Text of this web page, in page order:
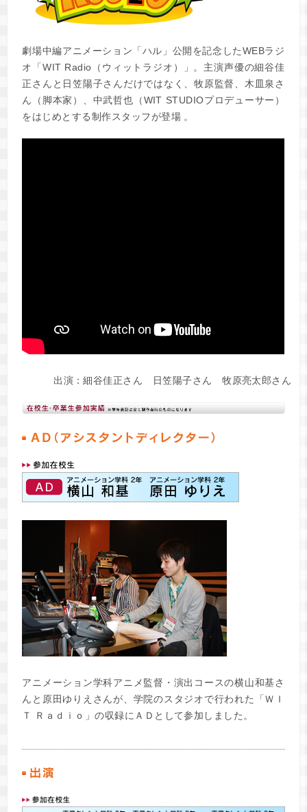
劇場中編アニメーション「ハル」公開を記念したWEBラジ
オ「WIT Radio（ウィットラジオ）」。主演声優の細谷佳
正さんと日笠陽子さんだけではなく、牧原監督、木皿泉さ
ん（脚本家）、中武哲也（WIT STUDIOプロデューサー）
をはじめとする制作スタッフが登場 。
出演：細谷佳正さん 日笠陽子さん 牧原亮太郎さん
アニメーション学科アニメ監督・演出コースの横山和基さ
んと原田ゆりえさんが、学院のスタジオで行われた「ＷＩ
Ｔ Ｒａｄｉｏ」の収録にＡＤとして参加しました。